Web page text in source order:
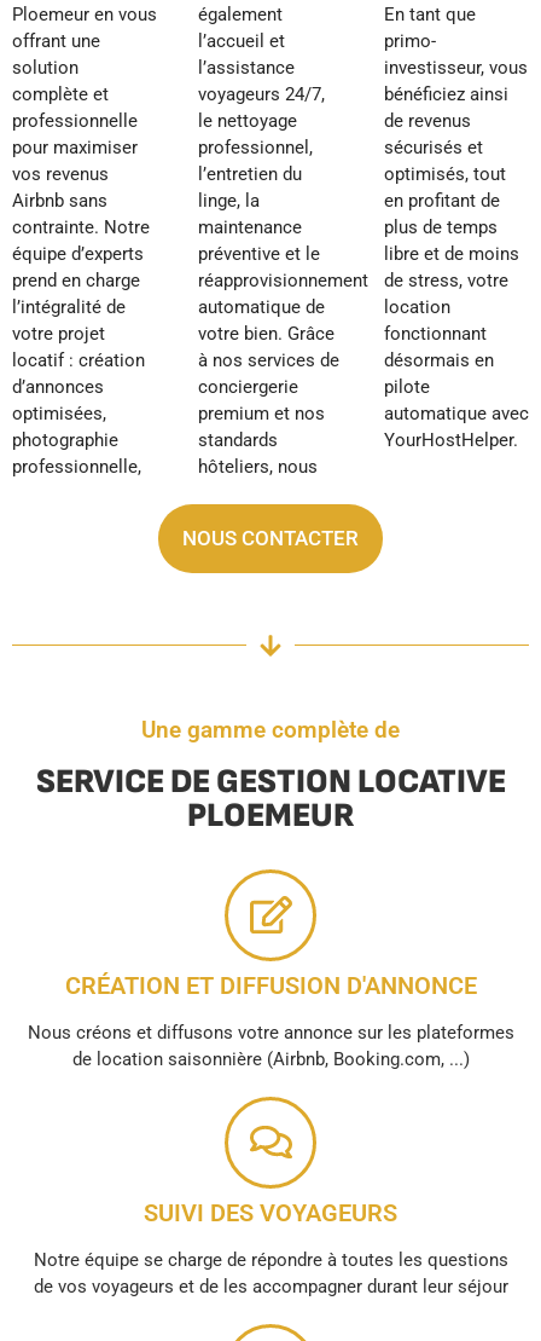
Ploemeur en vous
offrant une
solution
complète et
professionnelle
pour maximiser
vos revenus
Airbnb sans
contrainte. Notre
équipe d’experts
prend en charge
l’intégralité de
votre projet
locatif : création
d’annonces
optimisées,
photographie
professionnelle,
également
l’accueil et
l’assistance
voyageurs 24/7,
le nettoyage
professionnel,
l’entretien du
linge, la
maintenance
préventive et le
réapprovisionnement
automatique de
votre bien. Grâce
à nos services de
conciergerie
premium et nos
standards
hôteliers, nous
En tant que
primo-
investisseur, vous
bénéficiez ainsi
de revenus
sécurisés et
optimisés, tout
en profitant de
plus de temps
libre et de moins
de stress, votre
location
fonctionnant
désormais en
pilote
automatique avec
YourHostHelper.
NOUS CONTACTER
Une gamme complète de
SERVICE DE GESTION LOCATIVE
PLOEMEUR
CRÉATION ET DIFFUSION D'ANNONCE
Nous créons et diffusons votre annonce sur les plateformes
de location saisonnière (Airbnb, Booking.com, ...)
SUIVI DES VOYAGEURS
Notre équipe se charge de répondre à toutes les questions
de vos voyageurs et de les accompagner durant leur séjour